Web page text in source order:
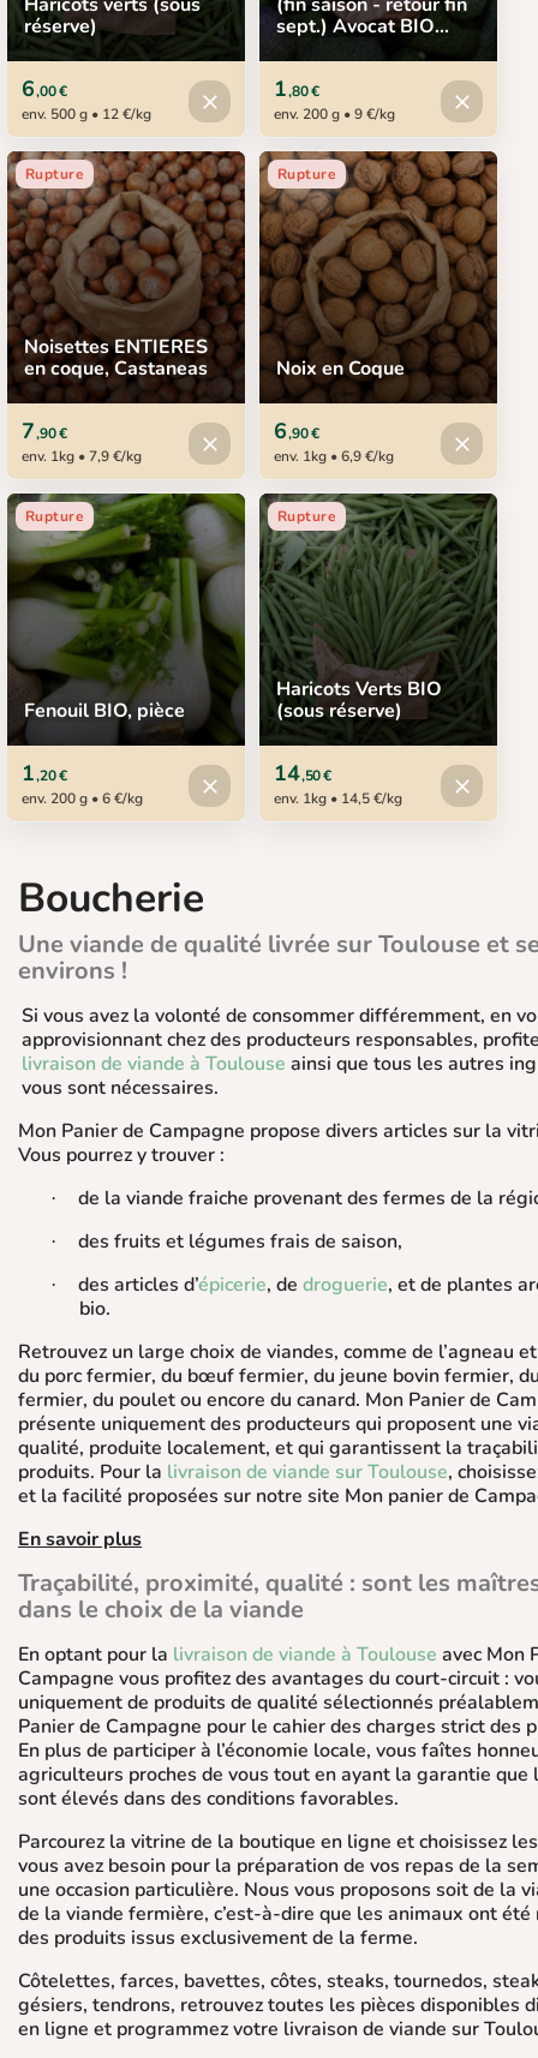
réserve)
6,00 €
env. 500 g • 12 €/kg
close Produit indisponible
sept.) Avocat BIO
1,80 €
env. 200 g • 9 €/kg
close Produit
Rupture
Noisettes ENTIERES
en coque, Castaneas
7,90 €
env. 1kg • 7,9 €/kg
close Produit indisponible
Rupture
Noix en Coque
6,90 €
env. 1kg • 6,9 €/kg
close Produit
Rupture
Fenouil BIO, pièce
1,20 €
env. 200 g • 6 €/kg
close Produit indisponible
Rupture
Haricots Verts BIO
(sous réserve)
14,50 €
env. 1kg • 14,5 €/kg
close Produit
Boucherie
Une viande de qualité livrée sur Toulouse et
environs !
Si vous avez la volonté de consommer différemment, en
approvisionnant chez des producteurs responsables,
livraison de viande à Toulouse ainsi que tous les autres
vous sont nécessaires.
Mon Panier de Campagne propose divers articles sur la
Vous pourrez y trouver :
· de la viande fraiche provenant des fermes de la
· des fruits et légumes frais de saison,
· des articles d’épicerie, de droguerie, et de plantes
bio.
Retrouvez un large choix de viandes, comme de l’agneau
du porc fermier, du bœuf fermier, du jeune bovin fermier,
fermier, du poulet ou encore du canard. Mon Panier de
présente uniquement des producteurs qui proposent une
qualité, produite localement, et qui garantissent la
produits. Pour la livraison de viande sur Toulouse,
et la facilité proposées sur notre site Mon panier de
En savoir plus
Traçabilité, proximité, qualité : sont les
dans le choix de la viande
En optant pour la livraison de viande à Toulouse avec Mon
Campagne vous profitez des avantages du court-circuit :
uniquement de produits de qualité sélectionnés
Panier de Campagne pour le cahier des charges strict des
En plus de participer à l’économie locale, vous faîtes
agriculteurs proches de vous tout en ayant la garantie que
sont élevés dans des conditions favorables.
Parcourez la vitrine de la boutique en ligne et choisissez
vous avez besoin pour la préparation de vos repas de la
une occasion particulière. Nous vous proposons soit de la
de la viande fermière, c’est-à-dire que les animaux ont été
des produits issus exclusivement de la ferme.
Côtelettes, farces, bavettes, côtes, steaks, tournedos,
gésiers, tendrons, retrouvez toutes les pièces disponibles
en ligne et programmez votre livraison de viande sur